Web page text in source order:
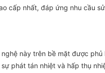
cấp nhất, đáp ứng nhu cầu
này trên bề mặt được
phát tán nhiệt và hấp thụ